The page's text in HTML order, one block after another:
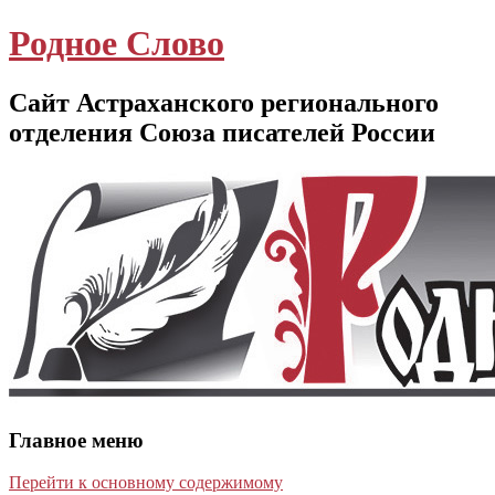
Родное Слово
Сайт Астраханского регионального
отделения Союза писателей России
Главное меню
Перейти к основному содержимому